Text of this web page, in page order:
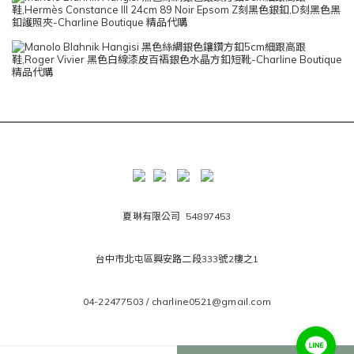
夏琳有限公司 54897453
台中市北屯區興安路二段333號2樓之1
04-22477503 / charline0521@gmail.com